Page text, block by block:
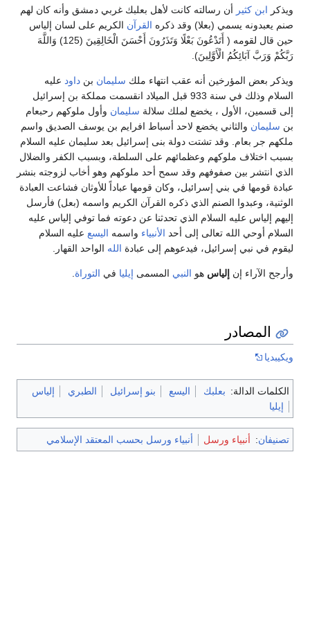
ويذكر ابن كثير أن رسالته كانت لأهل بعلبك غربي دمشق وأنه كان لهم
صنم يعبدونه يسمي (بعلا) وقد ذكره القرآن الكريم على لسان إلياس
حين قال لقومه ( أَتَدْعُونَ بَعْلًا وَتَذَرُونَ أَحْسَنَ الْخَالِقِينَ (125) وَاللَّهَ
رَبَّكُمْ وَرَبَّ آبَائِكُمُ الْأَوَّلِينَ).
ويذكر بعض المؤرخين أنه عقب انتهاء ملك سليمان بن داود عليه
السلام وذلك في سنة 933 قبل الميلاد انقسمت مملكة بن إسرائيل
إلى قسمين، الأول ، يخضع لملك سلالة سليمان وأول ملوكهم رحبعام
بن سليمان والثاني يخضع لاحد أسباط افرايم بن يوسف الصديق واسم
ملكهم جر بعام. وقد تشتت دولة بنى إسرائيل بعد سليمان عليه السلام
بسبب اختلاف ملوكهم وعظمائهم على السلطة، وبسبب الكفر والضلال
الذي انتشر بين صفوفهم وقد سمح أحد ملوكهم وهو أخاب لزوجته بنشر
عبادة قومها في بني إسرائيل، وكان قومها عباداً للأوثان فشاعت العبادة
الوثنية، وعبدوا الصنم الذي ذكره القرآن الكريم واسمه (بعل) فأرسل
إليهم إلياس عليه السلام الذي تحدثنا عن دعوته فما توفي إلياس عليه
السلام أوحي الله تعالى إلى أحد الأنبياء واسمه اليسع عليه السلام
ليقوم في نبي إسرائيل، فيدعوهم إلى عبادة الله الواحد القهار.
وأرجح الآراء إن إلياس هو النبي المسمى إيليا في التوراة.
المصادر
ويكيبديا
الكلمات الدالة: بعلبك اليسع بنو إسرائيل الطبري
إلياس
إيليا
تصنيفان: أنبياء ورسل أنبياء ورسل بحسب المعتقد الإسلامي